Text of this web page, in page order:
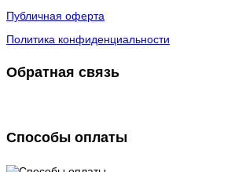
Публичная оферта
Политика конфиденциальности
Обратная связь
Способы оплаты